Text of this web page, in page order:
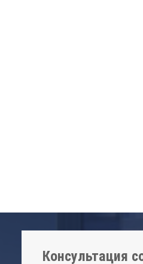
Консультация